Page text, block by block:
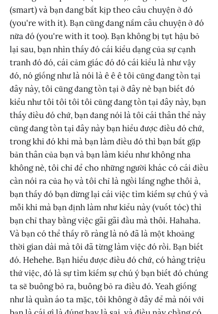
(smart) và bạn đang bắt kịp theo câu chuyện ở đó
(you're with it). Bạn cũng đang nắm câu chuyện ở đó
nữa đó (you're with it too). Bạn không bị tụt hậu bỏ
lại sau, bạn nhìn thấy đó cái kiểu dạng của sự cạnh
tranh đó đó, cái cảm giác đó đó cái kiểu là như vậy
đó, nó giống như là nói là ê ê ê tôi cũng đang tồn tại
đây này, tôi cũng đang tồn tại ở đây nè bạn biết đó
kiểu như tôi tôi tôi tôi cũng đang tồn tại đây này, bạn
thấy điều đó chứ, bạn đang nói là tôi cái thân thể này
cũng đang tồn tại đây này bạn hiểu được điều đó chứ,
trong khi đó khi mà bạn làm điều đó thì bạn bắt gặp
bản thân của bạn và bạn làm kiểu như không nha
không nè, tôi chỉ để cho những người khác có cái điều
cần nói ra của họ và tôi chỉ là ngồi lắng nghe thôi à,
bạn thấy đó bạn dừng lại cái việc tìm kiếm sự chú ý và
mỗi khi mà bạn định làm như kiểu này (vuốt tóc) thì
bạn chỉ thay bằng việc gãi gãi đầu mà thôi. Hahaha.
Và bạn có thể thấy rõ ràng là nó đã là một khoảng
thời gian dài mà tôi đã từng làm việc đó rồi. Bạn biết
đó. Hehehe. Bạn hiểu được điều đó chứ, có hàng triệu
thứ việc, đó là sự tìm kiếm sự chú ý bạn biết đó chúng
ta sẽ buông bỏ ra, buông bỏ ra điều đó. Yeah giống
như là quần áo ta mặc, tôi không ở đây để mà nói với